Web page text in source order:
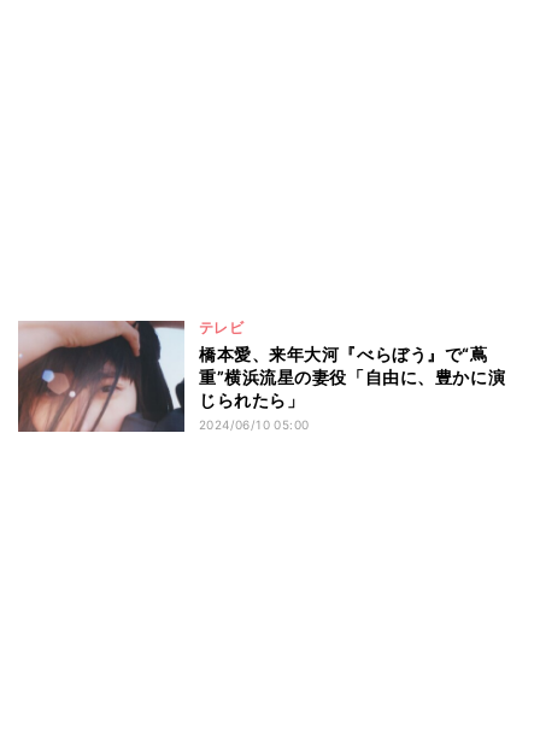
テレビ
橋本愛、来年大河『べらぼう』で“蔦
重”横浜流星の妻役「自由に、豊かに演
じられたら」
2024/06/10 05:00